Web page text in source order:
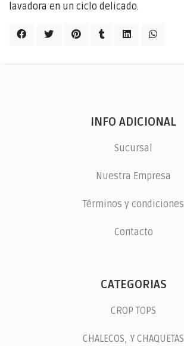
lavadora en un ciclo delicado.
INFO ADICIONAL
Sucursal
Nuestra Empresa
Términos y condiciones
Contacto
CATEGORIAS
CROP TOPS
CHALECOS, Y CHAQUETAS